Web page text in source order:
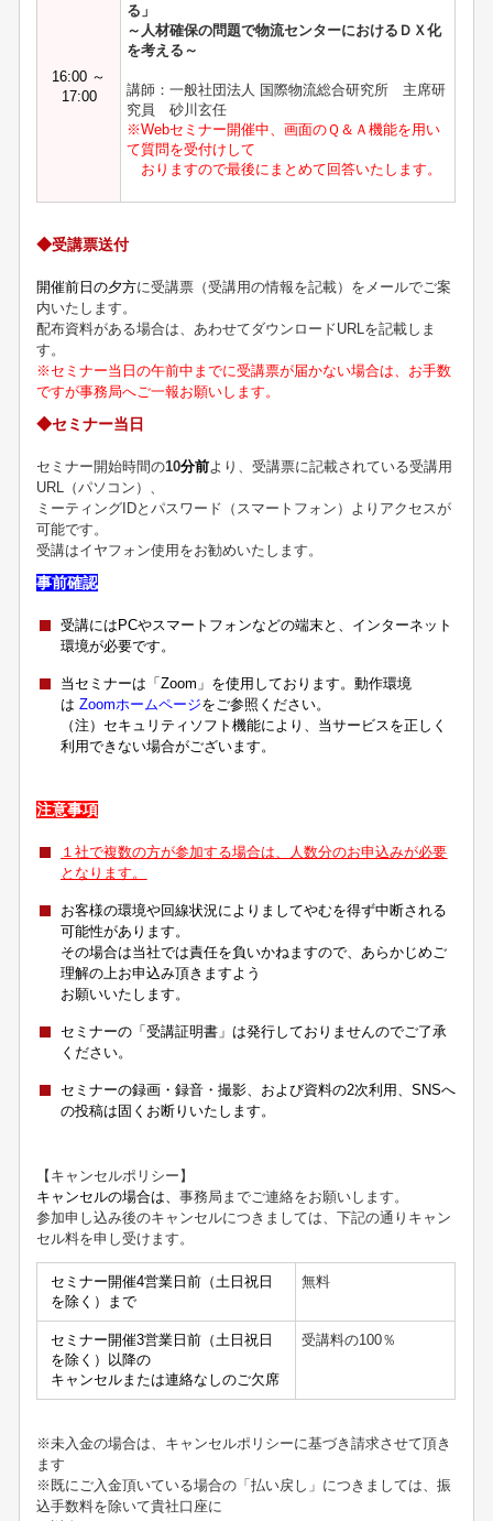
16:00 ～
17:00
る」
～人材確保の問題で物流センターにおけるＤＸ化
を考える～
講師：一般社団法人 国際物流総合研究所 主席研
究員 砂川玄任
※Webセミナー開催中、画面のＱ＆Ａ機能を用い
て質問を受付けして
おりますので最後にまとめて回答いたします。
◆受講票送付
開催前日の夕方に受講票（受講用の情報を記載）をメールでご案
内いたします。
配布資料がある場合は、あわせてダウンロードURLを記載しま
す。
※セミナー当日の午前中までに受講票が届かない場合は、お手数
ですが事務局へご一報お願いします。
◆セミナー当日
セミナー開始時間の10分前より、受講票に記載されている受講用
URL（パソコン）、
ミーティングIDとパスワード（スマートフォン）よりアクセスが
可能です。
受講はイヤフォン使用をお勧めいたします。
事前確認
受講にはPCやスマートフォンなどの端末と、インターネット
環境が必要です。
当セミナーは「Zoom」を使用しております。動作環境
はZoomホームページをご参照ください。
（注）セキュリティソフト機能により、当サービスを正しく
利用できない場合がございます。
注意事項
１社で複数の方が参加する場合は、人数分のお申込みが必要
となります。
お客様の環境や回線状況によりましてやむを得ず中断される
可能性があります。
その場合は当社では責任を負いかねますので、あらかじめご
理解の上お申込み頂きますよう
お願いいたします。
セミナーの「受講証明書」は発行しておりませんのでご了承
ください。
セミナーの録画・録音・撮影、および資料の2次利用、SNSへ
の投稿は固くお断りいたします。
【キャンセルポリシー】
キャンセルの場合は、事務局までご連絡をお願いします。
参加申し込み後のキャンセルにつきましては、下記の通りキャン
セル料を申し受けます。
セミナー開催4営業日前（土日祝日
を除く）まで
無料
セミナー開催3営業日前（土日祝日
を除く）以降の
キャンセルまたは連絡なしのご欠席
受講料の100％
※未入金の場合は、キャンセルポリシーに基づき請求させて頂き
ます
※既にご入金頂いている場合の「払い戻し」につきましては、振
込手数料を除いて貴社口座に